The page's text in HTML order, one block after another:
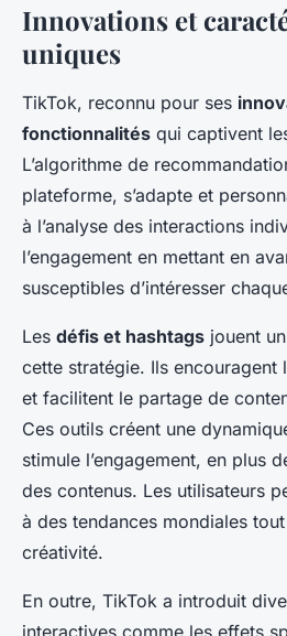
Innovations et
uniques
TikTok, reconnu pour ses
fonctionnalités qui captivent
L’algorithme de
plateforme, s’adapte et
à l’analyse des interactions
l’engagement en mettant en
susceptibles d’intéresser
Les défis et hashtags jouent
cette stratégie. Ils
et facilitent le partage de
Ces outils créent une
stimule l’engagement, en plus
des contenus. Les utilisateurs
à des tendances mondiales
créativité.
En outre, TikTok a introduit
interactives comme les effets